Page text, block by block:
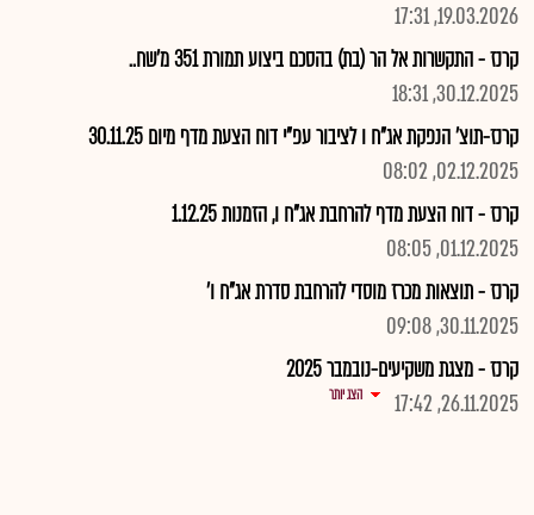
19.03.2026, 17:31
קרנז - התקשרות אל הר (בת) בהסכם ביצוע תמורת 351 מ'שח..
30.12.2025, 18:31
קרנז-תוצ' הנפקת אג"ח ו לציבור עפ"י דוח הצעת מדף מיום 30.11.25
02.12.2025, 08:02
קרנז - דוח הצעת מדף להרחבת אג"ח ו, הזמנות 1.12.25
01.12.2025, 08:05
קרנז - תוצאות מכרז מוסדי להרחבת סדרת אג"ח ו'
30.11.2025, 09:08
קרנז - מצגת משקיעים-נובמבר 2025
26.11.2025, 17:42
הצג יותר